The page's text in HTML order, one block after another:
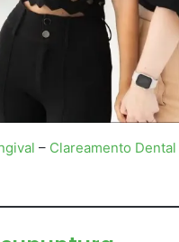
– Clareamento Dental